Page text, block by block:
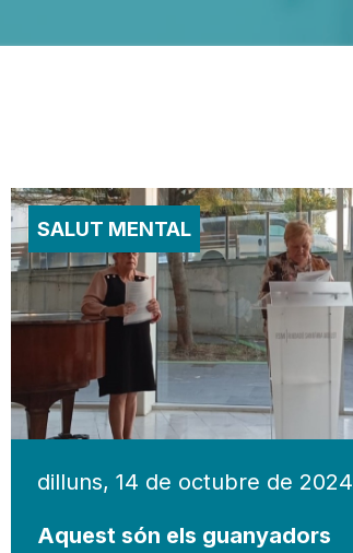
SALUT MENTAL
dilluns, 14 de octubre de 2024
Aquest són els guanyadors